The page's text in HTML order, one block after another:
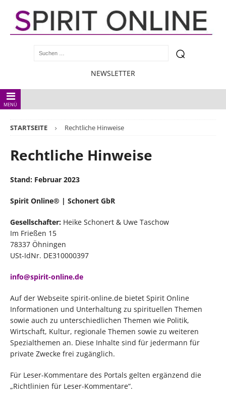
NEWSLETTER
MENÜ
STARTSEITE Rechtliche Hinweise
Rechtliche Hinweise
Stand: Februar 2023
Spirit Online® | Schonert GbR
Gesellschafter: Heike Schonert & Uwe Taschow
Im Frießen 15
78337 Öhningen
USt-IdNr. DE310000397
info@spirit-online.de
Auf der Webseite spirit-online.de bietet Spirit Online
Informationen und Unterhaltung zu spirituellen Themen
sowie auch zu unterschiedlichen Themen wie Politik,
Wirtschaft, Kultur, regionale Themen sowie zu weiteren
Spezialthemen an. Diese Inhalte sind für jedermann für
private Zwecke frei zugänglich.
Für Leser-Kommentare des Portals gelten ergänzend die
„Richtlinien für Leser-Kommentare“.